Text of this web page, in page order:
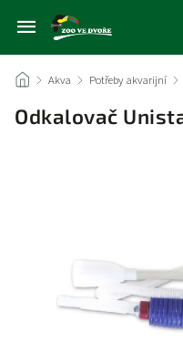
/ Akva / Potřeby akvarijní /
Odkalovač